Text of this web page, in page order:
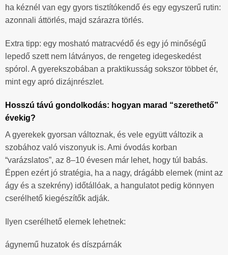
ha kéznél van egy gyors tisztítókendő és egy egyszerű rutin:
azonnali áttörlés, majd szárazra törlés.
Extra tipp: egy mosható matracvédő és egy jó minőségű
lepedő szett nem látványos, de rengeteg idegeskedést
spórol. A gyerekszobában a praktikusság sokszor többet ér,
mint egy apró dizájnrészlet.
Hosszú távú gondolkodás: hogyan marad “szerethető”
évekig?
A gyerekek gyorsan változnak, és vele együtt változik a
szobához való viszonyuk is. Ami óvodás korban
“varázslatos”, az 8–10 évesen már lehet, hogy túl babás.
Éppen ezért jó stratégia, ha a nagy, drágább elemek (mint az
ágy és a szekrény) időtállóak, a hangulatot pedig könnyen
cserélhető kiegészítők adják.
Ilyen cserélhető elemek lehetnek:
ágynemű huzatok és díszpárnák